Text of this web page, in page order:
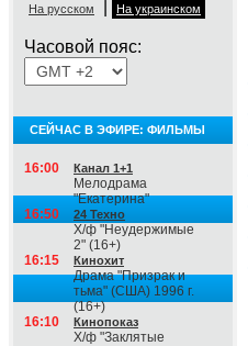
На русском На украинском
Часовой пояс:
СЕЙЧАС В ЭФИРЕ: ФИЛЬМЫ
16:00 Канал 1+1
Мелодрама
"Екатерина"
16:50
24 Техно
Х/ф "Неудержимые
2" (16+)
16:15
Кинохит
Драма "Призрак и
тьма" (США) 1996 г.
(16+)
16:10
Кинопоказ
Х/ф "Заклятые